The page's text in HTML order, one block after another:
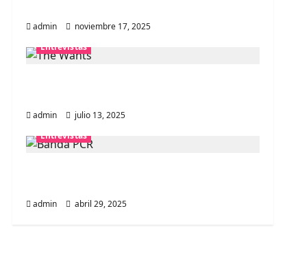
admin
noviembre 17, 2025
Entrevistas
admin
julio 13, 2025
Entrevistas
admin abril 29, 2025